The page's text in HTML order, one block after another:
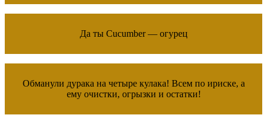
Да ты Cucumber — огурец
Обманули дурака на четыре кулака! Всем по ириске, а
ему очистки, огрызки и остатки!